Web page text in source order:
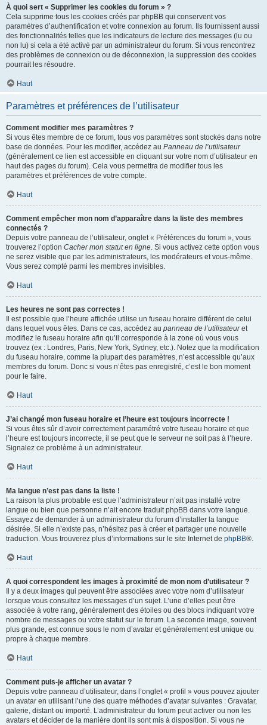
À quoi sert « Supprimer les cookies du forum » ?
Cela supprime tous les cookies créés par phpBB qui conservent vos
paramètres d’authentification et votre connexion au forum. Ils fournissent aussi
des fonctionnalités telles que les indicateurs de lecture des messages (lu ou
non lu) si cela a été activé par un administrateur du forum. Si vous rencontrez
des problèmes de connexion ou de déconnexion, la suppression des cookies
pourrait les résoudre.
Haut
Paramètres et préférences de l’utilisateur
Comment modifier mes paramètres ?
Si vous êtes membre de ce forum, tous vos paramètres sont stockés dans notre
base de données. Pour les modifier, accédez au Panneau de l’utilisateur
(généralement ce lien est accessible en cliquant sur votre nom d’utilisateur en
haut des pages du forum). Cela vous permettra de modifier tous les
paramètres et préférences de votre compte.
Haut
Comment empêcher mon nom d’apparaître dans la liste des membres
connectés ?
Depuis votre panneau de l’utilisateur, onglet « Préférences du forum », vous
trouverez l’option Cacher mon statut en ligne. Si vous activez cette option vous
ne serez visible que par les administrateurs, les modérateurs et vous-même.
Vous serez compté parmi les membres invisibles.
Haut
Les heures ne sont pas correctes !
Il est possible que l’heure affichée utilise un fuseau horaire différent de celui
dans lequel vous êtes. Dans ce cas, accédez au panneau de l’utilisateuret
modifiez le fuseau horaire afin qu’il corresponde à la zone où vous vous
trouvez (ex : Londres, Paris, New York, Sydney, etc.). Notez que la modification
du fuseau horaire, comme la plupart des paramètres, n’est accessible qu’aux
membres du forum. Donc si vous n’êtes pas enregistré, c’est le bon moment
pour le faire.
Haut
J’ai changé mon fuseau horaire et l’heure est toujours incorrecte !
Si vous êtes sûr d’avoir correctement paramétré votre fuseau horaire et que
l’heure est toujours incorrecte, il se peut que le serveur ne soit pas à l’heure.
Signalez ce problème à un administrateur.
Haut
Ma langue n’est pas dans la liste !
La raison la plus probable est que l’administrateur n’ait pas installé votre
langue ou bien que personne n’ait encore traduit phpBB dans votre langue.
Essayez de demander à un administrateur du forum d’installer la langue
désirée. Si elle n’existe pas, n’hésitez pas à créer et partager une nouvelle
traduction. Vous trouverez plus d’informations sur le site Internet de phpBB®.
Haut
A quoi correspondent les images à proximité de mon nom d’utilisateur ?
Il y a deux images qui peuvent être associées avec votre nom d’utilisateur
lorsque vous consultez les messages d’un sujet. L’une d’elles peut être
associée à votre rang, généralement des étoiles ou des blocs indiquant votre
nombre de messages ou votre statut sur le forum. La seconde image, souvent
plus grande, est connue sous le nom d’avatar et généralement est unique ou
propre à chaque membre.
Haut
Comment puis-je afficher un avatar ?
Depuis votre panneau d’utilisateur, dans l’onglet « profil » vous pouvez ajouter
un avatar en utilisant l’une des quatre méthodes d’avatar suivantes : Gravatar,
galerie, distant ou importé. L’administrateur du forum peut activer ou non les
avatars et décider de la manière dont ils sont mis à disposition. Si vous ne